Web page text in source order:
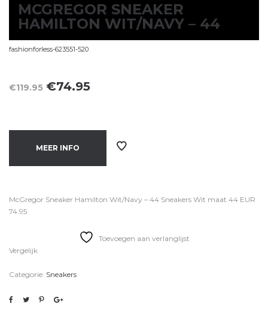
MCGREGOR SNEAKER
HAMILTON WIT/NAVY – 44
fashionforless-623551-520
€119.95 Oorspronkelijke
was:
€119.95.
€74.95Huidige
is:
€74.95.
MEER INFO
McGregor Sneaker Hamilton Wit/Navy – 44 Sneakers Wit maat 44 EUR
74.95
Toevoegen aan verlanglijst
Vergelijk
Categorie: Sneakers